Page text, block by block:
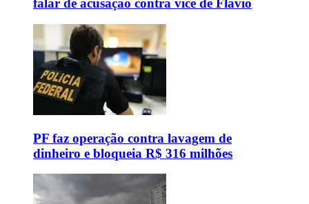
falar de acusação contra vice de Flávio
PF faz operação contra lavagem de
dinheiro e bloqueia R$ 316 milhões